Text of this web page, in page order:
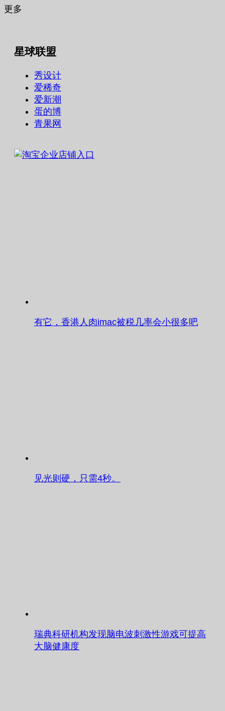
更多
星球联盟
秀设计
爱稀奇
爱新潮
蛋的博
青果网
有它，香港人肉imac被税几率会小很多吧
见光则硬，只需4秒。
瑞典科研机构发现脑电波刺激性游戏可提高
大脑健康度